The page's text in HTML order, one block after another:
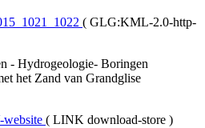
( GLG:KML-2.0-http-
- Hydrogeologie- Boringen
het Zand van Grandglise
( LINK download-store )